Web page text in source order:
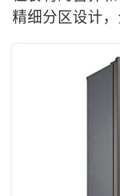
精细分区设计，